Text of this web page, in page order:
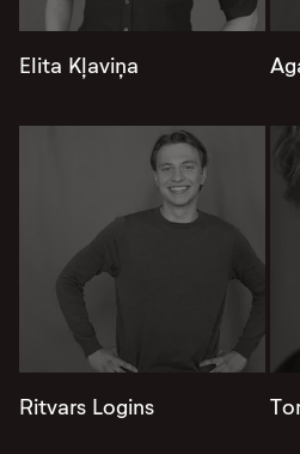
Elita Kļaviņa
Ritvars Logins